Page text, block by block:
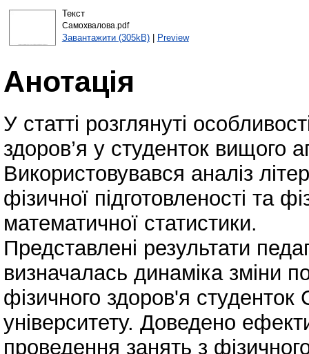
Текст
Самохвалова.pdf
Завантажити (305kB)| Preview
Анотація
У статті розглянуті
здоров’я у студенток вищого
Використовувався аналіз
фізичної підготовленості та
математичної статистики.
Представлені результати
визначалась динаміка зміни
фізичного здоров'я студенток
університету. Доведено
проведення занять з